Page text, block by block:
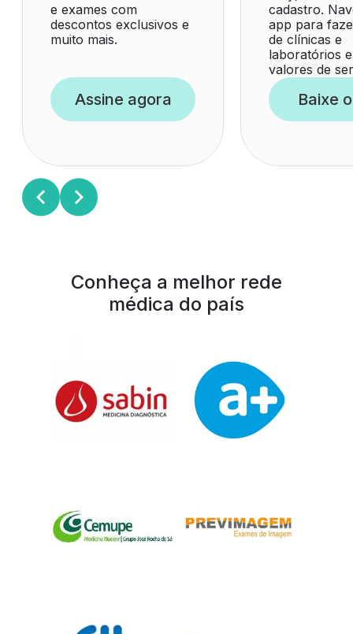
e exames com
descontos exclusivos e
muito mais.
Assine agora
cadastro.
app para
de clínicas e
laboratórios
valores de
Baixe
Conheça a melhor rede
médica do país